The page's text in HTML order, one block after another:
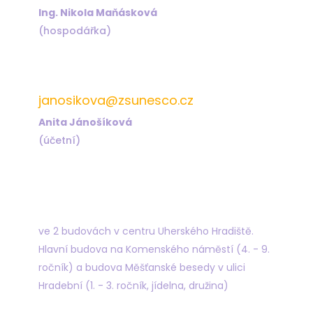
Ing. Nikola Maňásková
(hospodářka)
janosikova@zsunesco.cz
Anita Jánošíková
(účetní)
ve 2 budovách v centru Uherského Hradiště.
Hlavní budova na Komenského náměstí (4. - 9.
ročník) a budova Měšťanské besedy v ulici
Hradební (1. - 3. ročník, jídelna, družina)